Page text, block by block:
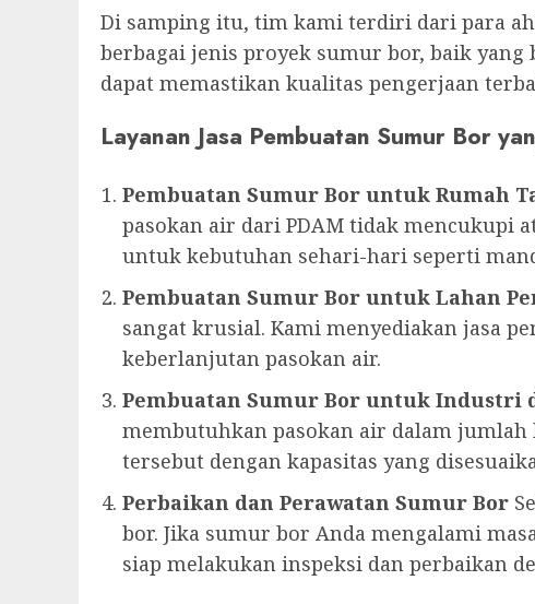
Di samping itu, tim kami terdiri dari para
berbagai jenis proyek sumur bor, baik
dapat memastikan kualitas pengerjaan
Layanan Jasa Pembuatan Sumur Bor
Pembuatan Sumur Bor untuk Rumah
pasokan air dari PDAM tidak mencukupi
untuk kebutuhan sehari-hari seperti
Pembuatan Sumur Bor untuk Lahan
sangat krusial. Kami menyediakan jasa
keberlanjutan pasokan air.
Pembuatan Sumur Bor untuk Industri
membutuhkan pasokan air dalam
tersebut dengan kapasitas yang
Perbaikan dan Perawatan Sumur Bor
bor. Jika sumur bor Anda mengalami
siap melakukan inspeksi dan perbaikan